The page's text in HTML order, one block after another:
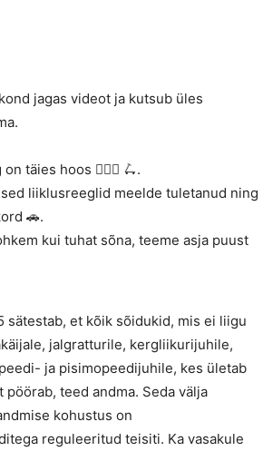
jagas videot ja kutsub üles
täies hoos 🚴🏻‍♂️ 🛴.
liiklusreeglid meelde tuletanud ning
🚗.
kui tuhat sõna, teeme asja puust
sätestab, et kõik sõidukid, mis ei liigu
jalgratturile, kergliikurijuhile,
ja pisimopeedijuhile, kes ületab
teed andma. Seda välja
kohustus on
reguleeritud teisiti. Ka vasakule